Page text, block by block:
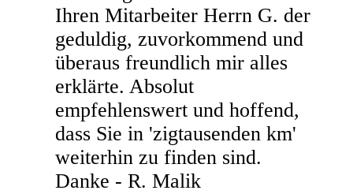
Ihren Mitarbeiter Herrn G. der
geduldig, zuvorkommend und
überaus freundlich mir alles
erklärte. Absolut
empfehlenswert und hoffend,
dass Sie in 'zigtausenden km'
weiterhin zu finden sind.
Danke - R. Malik